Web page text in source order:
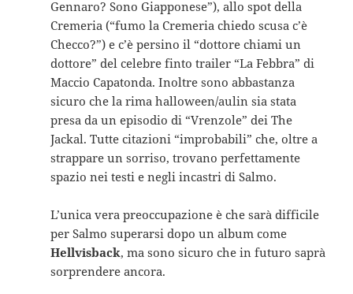
Gennaro? Sono Giapponese”), allo spot della
Cremeria (“fumo la Cremeria chiedo scusa c’è
Checco?”) e c’è persino il “dottore chiami un
dottore” del celebre finto trailer “La Febbra” di
Maccio Capatonda. Inoltre sono abbastanza
sicuro che la rima halloween/aulin sia stata
presa da un episodio di “Vrenzole” dei The
Jackal. Tutte citazioni “improbabili” che, oltre a
strappare un sorriso, trovano perfettamente
spazio nei testi e negli incastri di Salmo.
L’unica vera preoccupazione è che sarà difficile
per Salmo superarsi dopo un album come
Hellvisback, ma sono sicuro che in futuro saprà
sorprendere ancora.